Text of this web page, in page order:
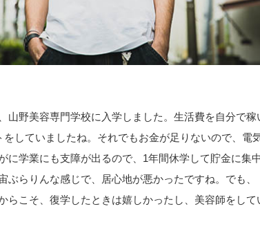
山野美容専門学校に入学しました。生活費を自分で稼
をしていましたね。それでもお金が足りないので、電
に学業にも支障が出るので、1年間休学して貯金に集
ぶらりんな感じで、居心地が悪かったですね。でも、
らこそ、復学したときは嬉しかったし、美容師をして